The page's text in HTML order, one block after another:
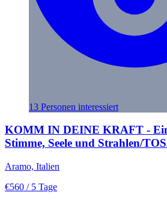
13 Personen interessiert
KOMM IN DEINE KRAFT -
Stimme, Seele und Strahlen/
Aramo, Italien
€560 / 5 Tage